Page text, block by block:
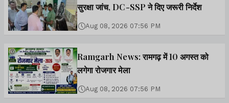
सुरक्षा जांच, DC-SSP ने दिए जरूरी निर्देश
Aug 08, 2026 07:56 PM
Ramgarh News: रामगढ़ में 10 अगस्त को
लगेगा रोजगार मेला
Aug 08, 2026 07:56 PM